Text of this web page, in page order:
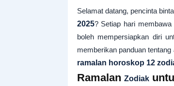
Selamat datang, pencinta
2025? Setiap hari
boleh mempersiapkan diri
memberikan panduan
ramalan horoskop 12
Ramalan Zodiak